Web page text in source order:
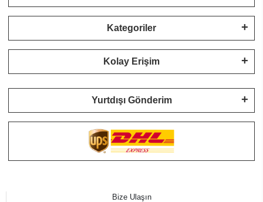
Kategoriler
Kolay Erişim
Yurtdışı Gönderim
Bize Ulaşın